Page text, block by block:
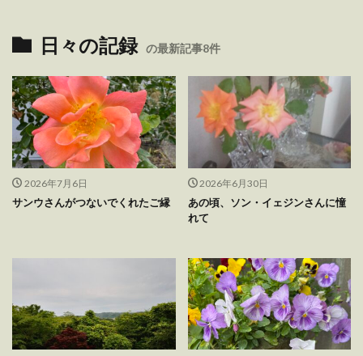
日々の記録 の最新記事8件
2026年7月6日
サンウさんがつないでくれたご縁
2026年6月30日
あの頃、ソン・イェジンさんに憧
れて